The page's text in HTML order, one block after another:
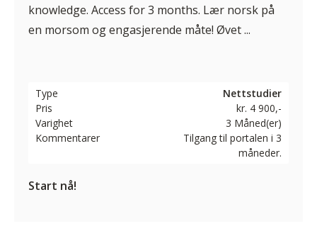
knowledge. Access for 3 months. Lær norsk på
en morsom og engasjerende måte! Øvet ...
Type
Nettstudier
Pris
kr. 4 900,-
Varighet
3 Måned(er)
Kommentarer
Tilgang til portalen i 3
måneder.
Start nå!